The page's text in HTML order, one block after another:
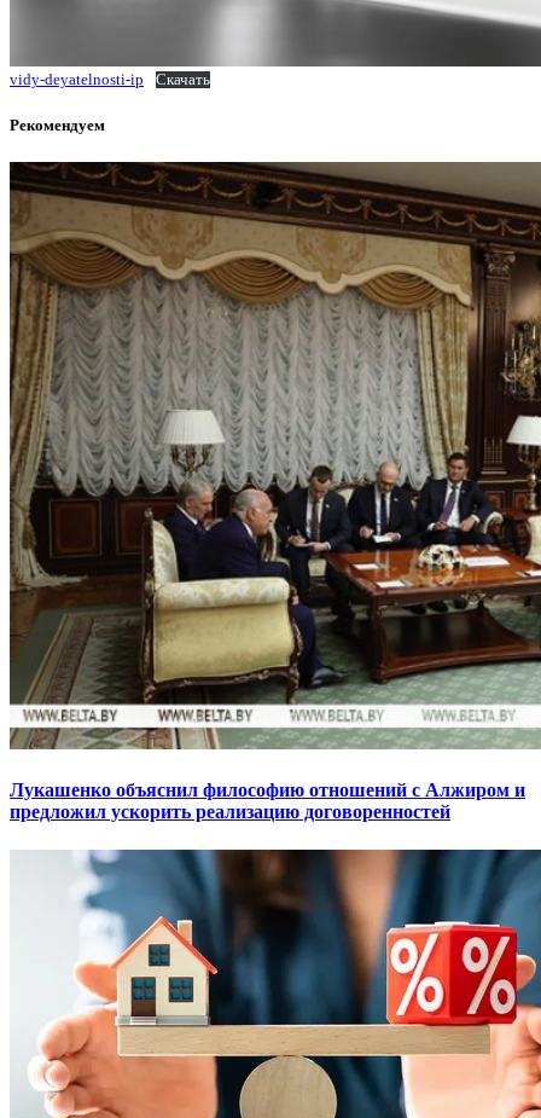
vidy-deyatelnosti-ip Скачать
Рекомендуем
Лукашенко объяснил философию отношений с Алжиром и
предложил ускорить реализацию договоренностей